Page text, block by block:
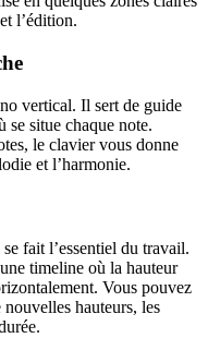
l’édition.
vertical. Il sert de guide
se situe chaque note.
le clavier vous donne
et l’harmonie.
fait l’essentiel du travail.
timeline où la hauteur
Vous pouvez
hauteurs, les